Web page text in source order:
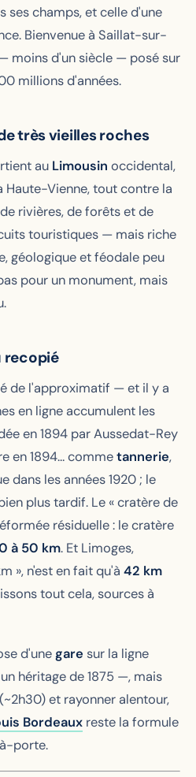
ses champs, et celle d'une
Bienvenue à Saillat-sur-
moins d'un siècle — posé sur
millions d'années.
très vieilles roches
au Limousin occidental,
Vienne, tout contre la
rivières, de forêts et de
touristiques — mais riche
géologique et féodale peu
pour un monument, mais
recopié
de l'approximatif — et il y a
en ligne accumulent les
en 1894 par Aussedat-Rey
en 1894… commetannerie,
dans les années 1920 ; le
plus tardif. Le « cratère de
résiduelle : le cratère
à 50 km. Et Limoges,
», n'est en fait qu'à 42 km
tout cela, sources à
d'unegare sur la ligne
héritage de 1875 —, mais
et rayonner alentour,
Bordeaux reste la formule
porte.